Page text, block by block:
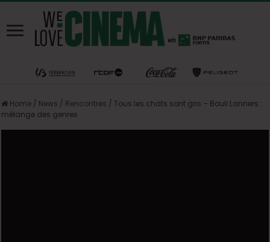
Home / News / Rencontres / Tous les chats sont gris – Bouli Lanners :
mélange des genres